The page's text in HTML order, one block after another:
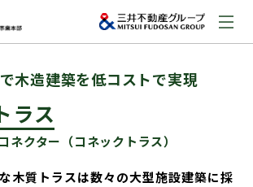
お問い合わせ
事業本部案内
木造建築を低コストで実現
ラス
ネクター（コネックトラス）
木質トラスは数々の大型施設建築に採